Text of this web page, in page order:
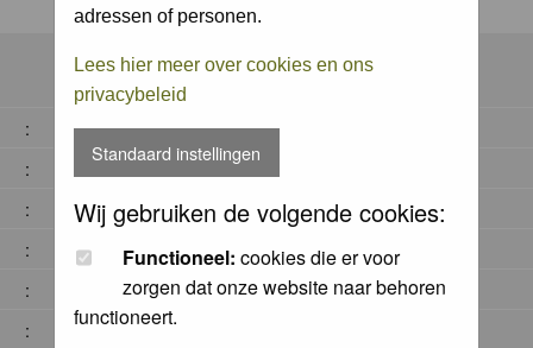
adressen of personen.
Lees hier meer over cookies en ons
privacybeleid
Standaard instellingen
Wij gebruiken de volgende cookies:
Functioneel: cookies die er voor
zorgen dat onze website naar behoren
functioneert.
:
:
:
:
:
: